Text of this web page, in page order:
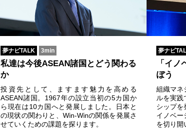
夢ナビTALK 3min
私達は今後ASEAN諸国とどう関わる
か
投資先として、ますます魅力を高める
ASEAN諸国。1967年の設立当初の5カ国か
ら現在は10カ国へと発展しました。日本と
の現状の関わりと、Win-Winの関係を発展さ
せていくための課題を探ります。
夢ナビ
「イ
ぼう
組織マネ
ルを実践
シップを
イノベー
を切り開